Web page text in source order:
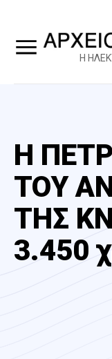
Η
Η
ΤΟΥ
ΤΗΣ
3.450